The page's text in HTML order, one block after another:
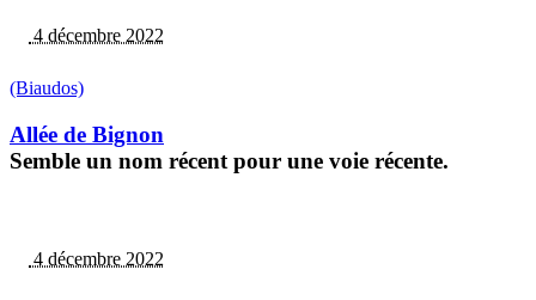
4 décembre 2022
(Biaudos)
Allée de Bignon
Semble un nom récent pour une voie récente.
4 décembre 2022